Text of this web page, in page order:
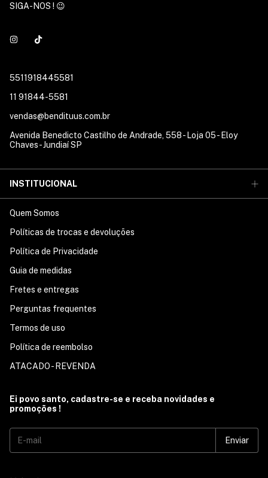
SIGA-NOS ! 😉
5511918445581
11 91844-5581
vendas@bendituus.com.br
Avenida Benedicto Castilho de Andrade, 558 - Loja 05 - Eloy
Chaves - Jundiaí SP
INSTITUCIONAL
Quem Somos
Políticas de trocas e devoluções
Política de Privacidade
Guia de medidas
Fretes e entregas
Perguntas frequentes
Termos de uso
Política de reembolso
ATACADO - REVENDA
Ei povo santo, cadastre-se e receba novidades e
promoções !